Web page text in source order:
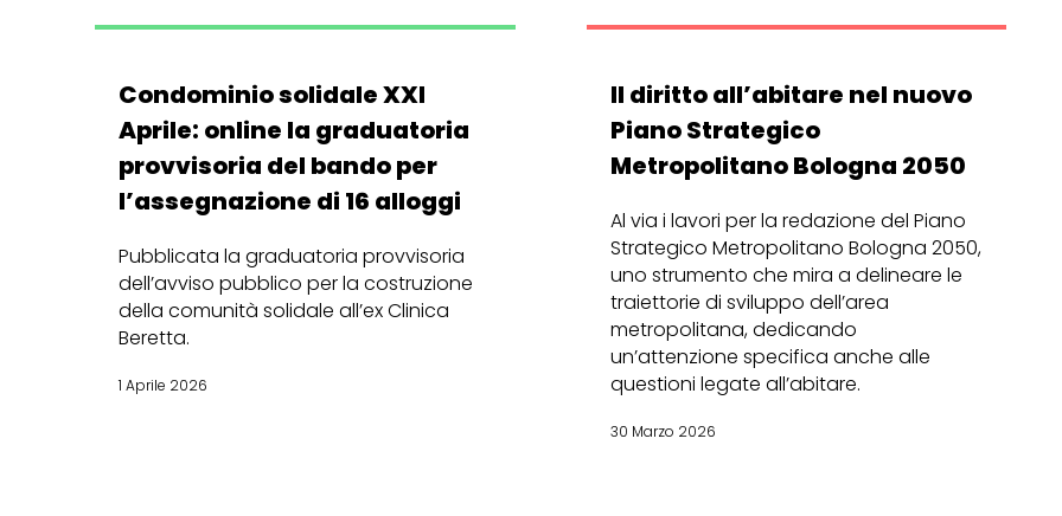
Condominio solidale XXI
Aprile: online la graduatoria
provvisoria del bando per
l’assegnazione di 16 alloggi
Pubblicata la graduatoria provvisoria
dell’avviso pubblico per la costruzione
della comunità solidale all’ex Clinica
Beretta.
1 Aprile 2026
Il diritto all’abitare nel nuovo
Piano Strategico
Metropolitano Bologna 2050
Al via i lavori per la redazione del Piano
Strategico Metropolitano Bologna 2050,
uno strumento che mira a delineare le
traiettorie di sviluppo dell’area
metropolitana, dedicando
un’attenzione specifica anche alle
questioni legate all’abitare.
30 Marzo 2026